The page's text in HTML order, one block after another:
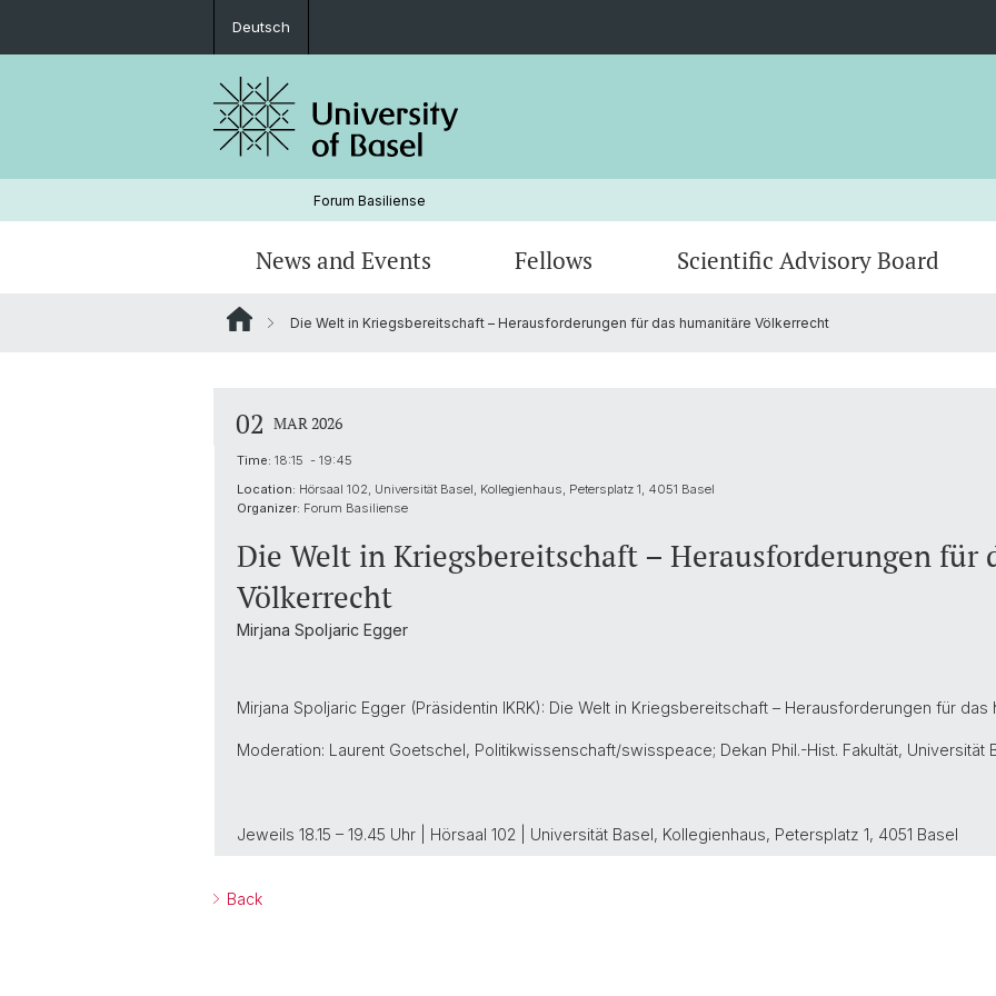
Deutsch
Forum Basiliense
News and Events Fellows Scientific Advisory Board
Die Welt in Kriegsbereitschaft – Herausforderungen für das humanitäre Völkerrecht
02 MAR 2026
Time: 18:15 - 19:45
Location: Hörsaal 102, Universität Basel, Kollegienhaus, Petersplatz 1, 4051 Basel
Organizer: Forum Basiliense
Die Welt in Kriegsbereitschaft – Herausforderungen für
Völkerrecht
Mirjana Spoljaric Egger
Mirjana Spoljaric Egger (Präsidentin IKRK): Die Welt in Kriegsbereitschaft – Herausforderungen für
Moderation: Laurent Goetschel, Politikwissenschaft/swisspeace; Dekan Phil.-Hist. Fakultät, Universität
Jeweils 18.15 – 19.45 Uhr | Hörsaal 102 | Universität Basel, Kollegienhaus, Petersplatz 1, 4051 Basel
Back